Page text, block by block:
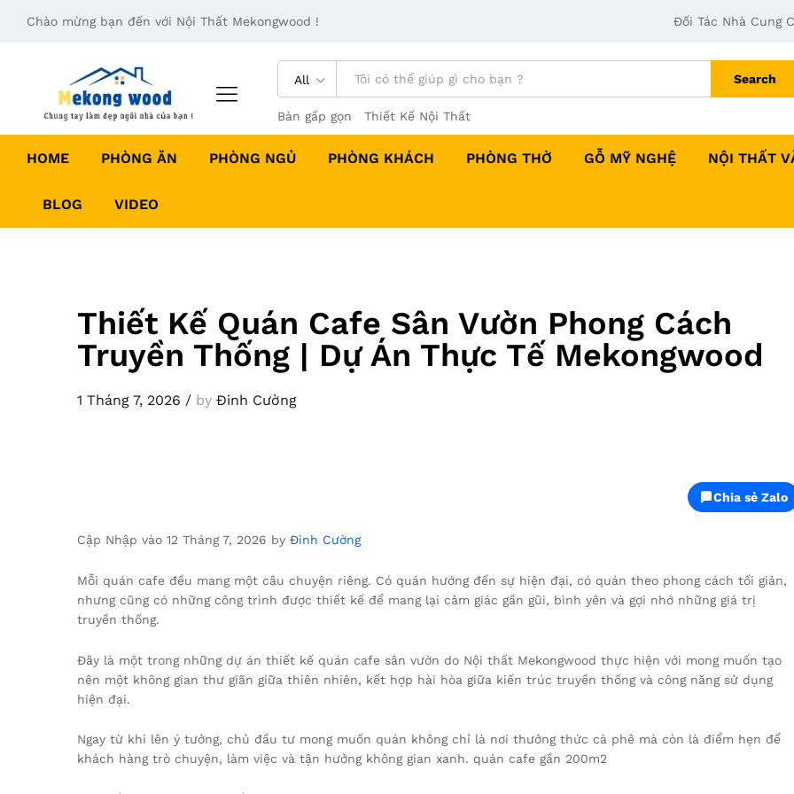
Chào mừng bạn đến với Nội Thất Mekongwood ! Đối Tác Nhà Cung
All Search
Bàn gấp gọn Thiết Kế Nội Thất
HOME PHÒNG ĂN PHÒNG NGỦ PHÒNG KHÁCH PHÒNG THỜ GỖ MỸ NGHỆ NỘI THẤT
BLOG VIDEO
Thiết Kế Quán Cafe Sân Vườn Phong Cách
Truyền Thống | Dự Án Thực Tế Mekongwood
1 Tháng 7, 2026 / by Đinh Cường
Chia sẻ Zalo
Cập Nhập vào 12 Tháng 7, 2026 by Đinh Cường
Mỗi quán cafe đều mang một câu chuyện riêng. Có quán hướng đến sự hiện đại, có quán theo phong cách tối giản,
nhưng cũng có những công trình được thiết kế để mang lại cảm giác gần gũi, bình yên và gợi nhớ những giá trị
truyền thống.
Đây là một trong những dự án thiết kế quán cafe sân vườn do Nội thất Mekongwood thực hiện với mong muốn tạo
nên một không gian thư giãn giữa thiên nhiên, kết hợp hài hòa giữa kiến trúc truyền thống và công năng sử dụng
hiện đại.
Ngay từ khi lên ý tưởng, chủ đầu tư mong muốn quán không chỉ là nơi thưởng thức cà phê mà còn là điểm hẹn để
khách hàng trò chuyện, làm việc và tận hưởng không gian xanh. quán cafe gần 200m2